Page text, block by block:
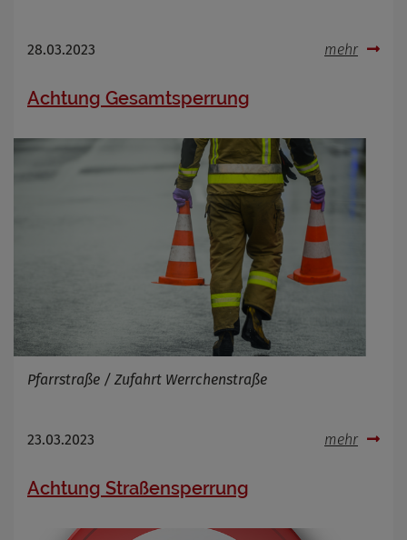
28.03.2023 mehr
Achtung Gesamtsperrung
Pfarrstraße / Zufahrt Werrchenstraße
23.03.2023 mehr
Achtung Straßensperrung